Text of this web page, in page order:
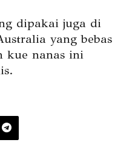
dipakai juga di
yang bebas
kue nanas ini